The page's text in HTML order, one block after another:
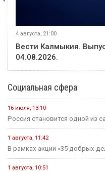
4 августа, 21:00
Вести Калмыкия.
04.08.2026.
Социальная сфера
16 июля, 13:10
Россия становится одной из
1 августа, 11:42
В рамках акции «35 добрых
1 августа, 10:51